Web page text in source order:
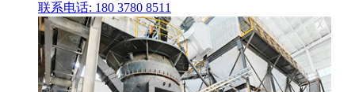
联系电话: 180 3780 8511